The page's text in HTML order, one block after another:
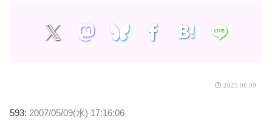
2025.06.09
593: 2007/05/09(水) 17:16:06